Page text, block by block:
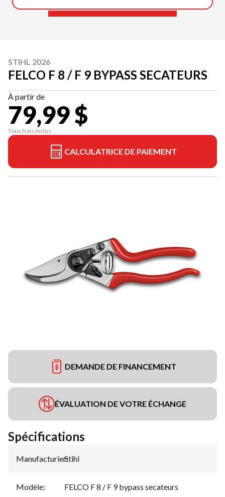
STIHL 2026
FELCO F 8 / F 9 BYPASS SECATEURS
À partir de
79,99 $
Tous frais inclus
CALCULATRICE DE PAIEMENT
DEMANDE DE FINANCEMENT
ÉVALUATION DE VOTRE ÉCHANGE
Spécifications
Manufacturier:
Stihl
Modèle: FELCO F 8 / F 9 bypass secateurs